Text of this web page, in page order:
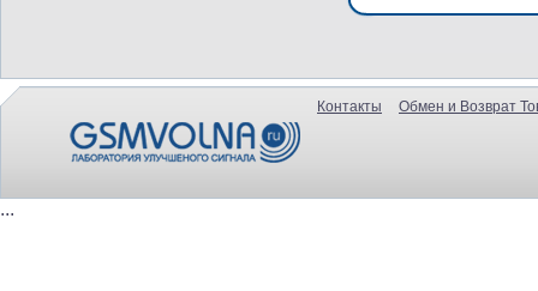
Контакты Обмен и Возврат
...